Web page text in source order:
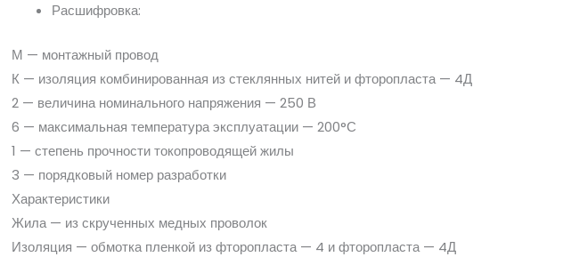
Расшифровка:
М — монтажный провод
К — изоляция комбинированная из стеклянных нитей и фторопласта — 4Д
2 — величина номинального напряжения — 250 В
6 — максимальная температура эксплуатации — 200°С
1 — степень прочности токопроводящей жилы
3 — порядковый номер разработки
Характеристики
Жила — из скрученных медных проволок
Изоляция — обмотка пленкой из фторопласта — 4 и фторопласта — 4Д